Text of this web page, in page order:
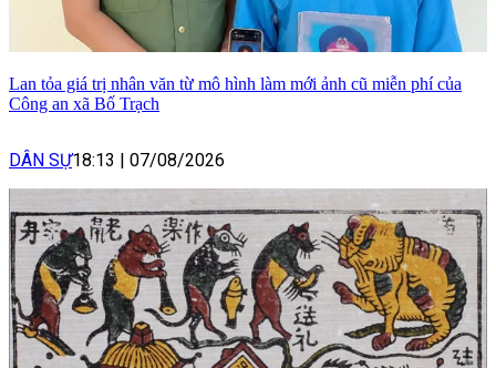
Lan tỏa giá trị nhân văn từ mô hình làm mới ảnh cũ miễn phí của
Công an xã Bố Trạch
DÂN SỰ18:13 | 07/08/2026